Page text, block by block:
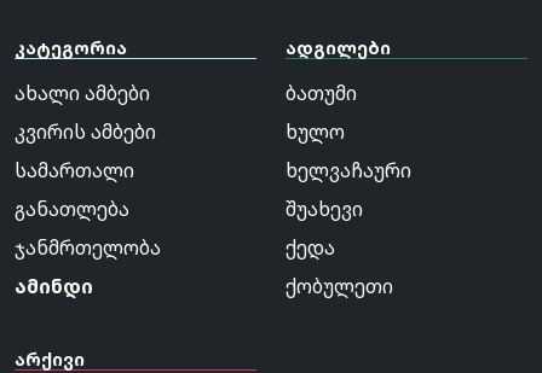
კატეგორია
ახალი ამბები
კვირის ამბები
სამართალი
განათლება
ჯანმრთელობა
ამინდი
არქივი
ადგილები
ბათუმი
ხულო
ხელვაჩაური
შუახევი
ქედა
ქობულეთი